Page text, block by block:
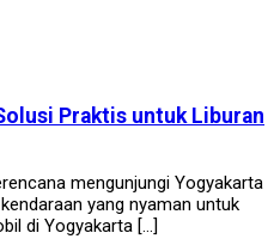
Praktis untuk Liburan
mengunjungi Yogyakarta
yang nyaman untuk
di Yogyakarta […]